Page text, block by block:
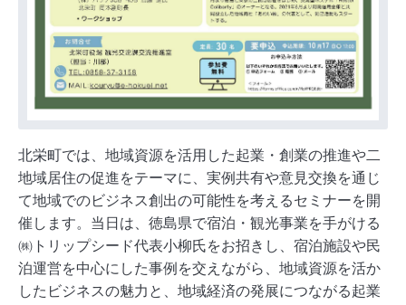
北栄町では、地域資源を活用した起業・創業の推進や二
地域居住の促進をテーマに、実例共有や意見交換を通じ
て地域でのビジネス創出の可能性を考えるセミナーを開
催します。当日は、徳島県で宿泊・観光事業を手がける
㈱トリップシード代表小柳氏をお招きし、宿泊施設や民
泊運営を中心にした事例を交えながら、地域資源を活か
したビジネスの魅力と、地域経済の発展につながる起業